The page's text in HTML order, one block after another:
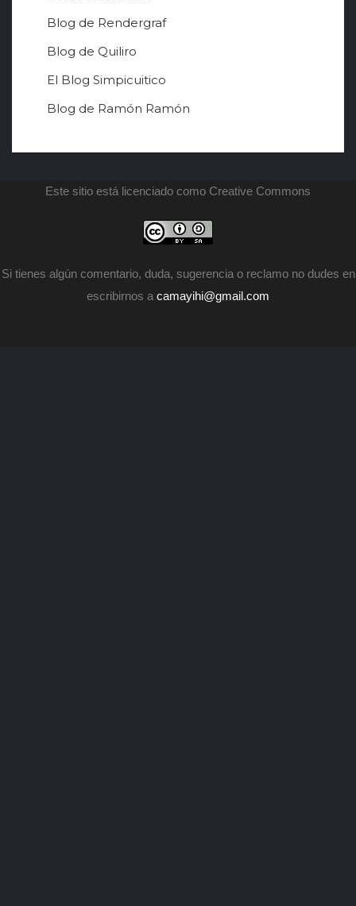
л
й
н
а
п
Blog de Rendergraf
Blog de Quiliro
El Blog Simpicuitico
Blog de Ramón Ramón
Este sitio está licenciado como Creative Commons
Si tienes algún comentario, duda, sugerencia o reclamo no dudes en
escribirnos a camayihi@gmail.com